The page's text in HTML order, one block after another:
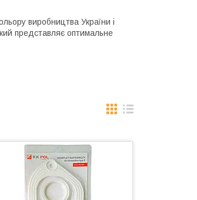
виробництва України і
представляє оптимальне